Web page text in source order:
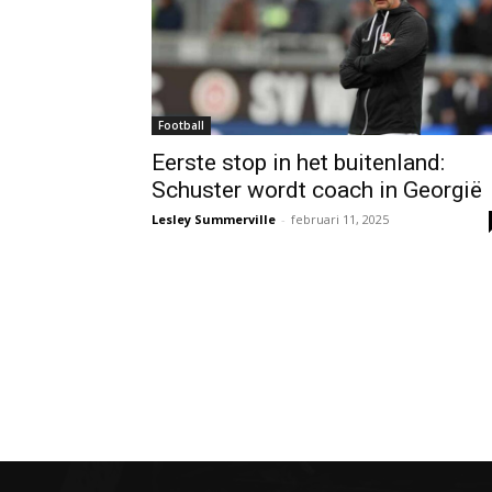
Football
Eerste stop in het buitenland:
Schuster wordt coach in Georgië
Lesley Summerville - februari 11, 2025